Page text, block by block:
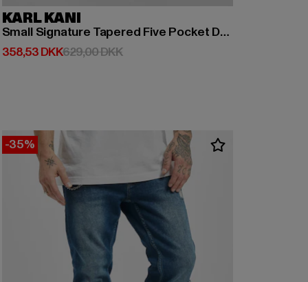
KARL KANI
Small Signature Tapered Five Pocket Denim Baggy
358,53 DKK
Nuværende pris: 358,53 DKK
629,00 DKKKampagnepris: 629,00 DKK
-35%